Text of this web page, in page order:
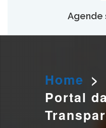
Agende
O AGENDAMENTO PELO
SUSPENSO. PARA
3655 0166 OU
Home >
Portal